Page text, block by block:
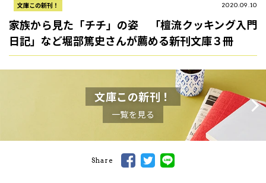
文庫この新刊！ 2020.09.10
家族から見た「チチ」の姿 「檀流クッキング入門
日記」など堀部篤史さんが薦める新刊文庫３冊
文庫この新刊！
一覧を見る
Share